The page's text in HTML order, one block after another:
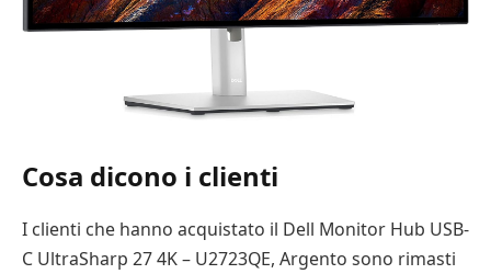
Cosa dicono i clienti
I clienti che hanno acquistato il Dell Monitor Hub USB-
C UltraSharp 27 4K – U2723QE, Argento sono rimasti